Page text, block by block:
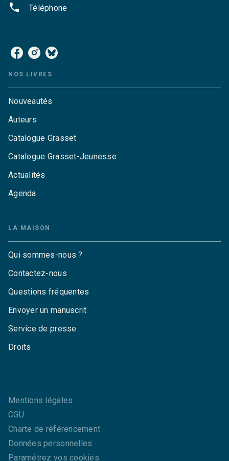
phone Téléphone
NOS LIVRES
Nouveautés
Auteurs
Catalogue Grasset
Catalogue Grasset-Jeunesse
Actualités
Agenda
LA MAISON
Qui sommes-nous ?
Contactez-nous
Questions fréquentes
Envoyer un manuscrit
Service de presse
Droits
Mentions légales
CGU
Charte de référencement
Données personnelles
Paramétrez vos cookies